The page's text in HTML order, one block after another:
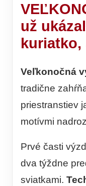
už
Veľkonočná
tradične
priestranstiev
motívmi
Prvé časti
dva týždne
sviatkami.